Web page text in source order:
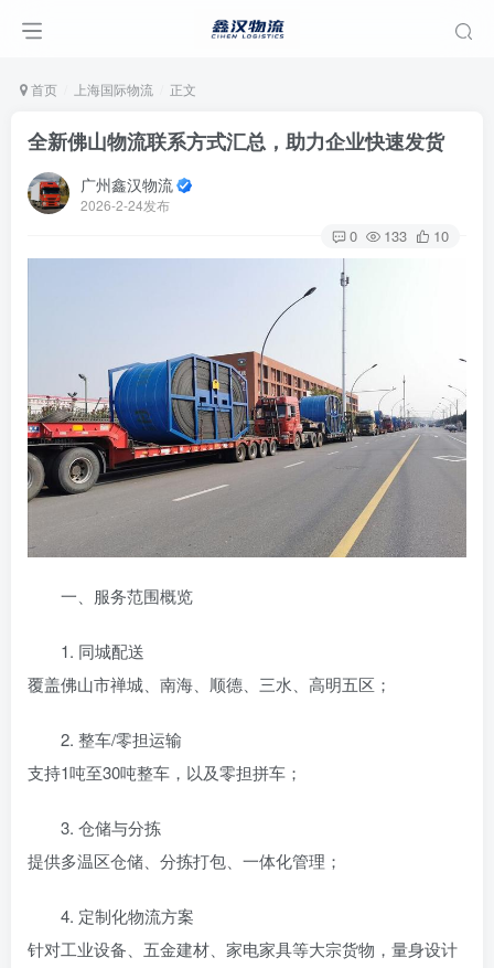
首页 上海国际物流 正文
全新佛山物流联系方式汇总，助力企业快速发货
广州鑫汉物流
2026-2-24发布
0 133 10
一、服务范围概览
1. 同城配送
覆盖佛山市禅城、南海、顺德、三水、高明五区；
2. 整车/零担运输
支持1吨至30吨整车，以及零担拼车；
3. 仓储与分拣
提供多温区仓储、分拣打包、一体化管理；
4. 定制化物流方案
针对工业设备、五金建材、家电家具等大宗货物，量身设计